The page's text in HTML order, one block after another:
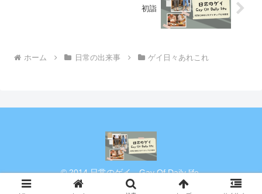
初詣
ホーム 日常の出来事 ゲイ日々あれこれ
© 2014 日常のゲイ Gay Of Daily life.